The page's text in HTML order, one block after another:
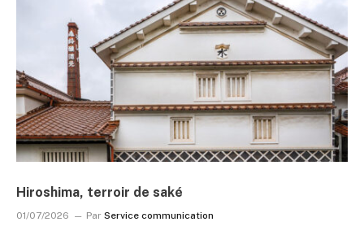
Hiroshima, terroir de saké
01/07/2026 Par Service communication